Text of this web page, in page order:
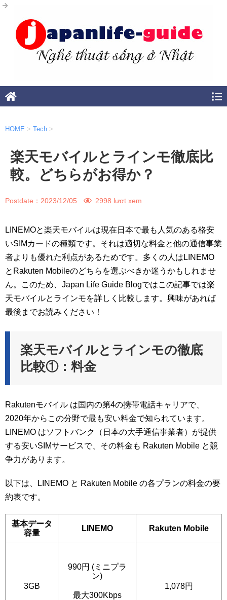
HOME > Tech >
楽天モバイルとラインモ徹底比
較。どちらがお得か？
Postdate： 2023/12/05 2998 lượt xem
LINEMOと楽天モバイルは現在日本で最も人気のある格安
いSIMカードの種類です。それは適切な料金と他の通信事業
者よりも優れた利点があるためです。多くの人はLINEMO
とRakuten Mobileのどちらを選ぶべきか迷うかもしれませ
ん。このため、Japan Life Guide Blogではこの記事では楽
天モバイルとラインモを詳しく比較します。興味があれば
最後までお読みください！
楽天モバイルとラインモの徹底
比較①：料金
Rakutenモバイル は国内の第4の携帯電話キャリアで、
2020年からこの分野で最も安い料金で知られています。
LINEMO はソフトバンク（日本の大手通信事業者）が提供
する安いSIMサービスで、その料金も Rakuten Mobile と競
争力があります。
以下は、LINEMO と Rakuten Mobile の各プランの料金の要
約表です。
基本データ
容量
LINEMO Rakuten Mobile
3GB
990円 (ミニプラ
ン)
最大300Kbps
1,078円